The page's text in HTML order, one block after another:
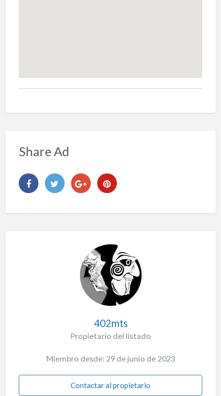
Share Ad
402mts
Propietario del listado
Miembro desde: 29 de junio de 2023
Contactar al propietario